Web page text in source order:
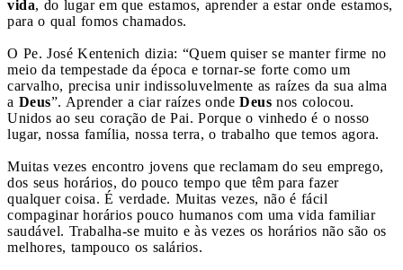
vida, do lugar em que estamos, aprender a estar onde estamos,
para o qual fomos chamados.
O Pe. José Kentenich dizia: “Quem quiser se manter firme no
meio da tempestade da época e tornar-se forte como um
carvalho, precisa unir indissoluvelmente as raízes da sua alma
a Deus”. Aprender a ciar raízes onde Deus nos colocou.
Unidos ao seu coração de Pai. Porque o vinhedo é o nosso
lugar, nossa família, nossa terra, o trabalho que temos agora.
Muitas vezes encontro jovens que reclamam do seu emprego,
dos seus horários, do pouco tempo que têm para fazer
qualquer coisa. É verdade. Muitas vezes, não é fácil
compaginar horários pouco humanos com uma vida familiar
saudável. Trabalha-se muito e às vezes os horários não são os
melhores, tampouco os salários.